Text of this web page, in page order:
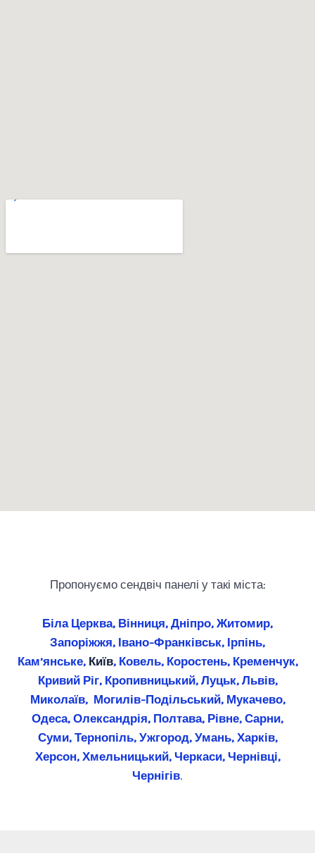
Пропонуємо сендвіч панелі у такі міста:
Біла Церква, Вінниця, Дніпро, Житомир,
Запоріжжя, Івано-Франківськ, Ірпінь,
Кам’янське, Київ, Ковель, Коростень, Кременчук,
Кривий Ріг, Кропивницький, Луцьк, Львів,
Миколаїв, Могилів-Подільський, Мукачево,
Одеса, Олександрія, Полтава, Рівне, Сарни,
Суми, Тернопіль, Ужгород, Умань, Харків,
Херсон, Хмельницький, Черкаси, Чернівці,
Чернігів.